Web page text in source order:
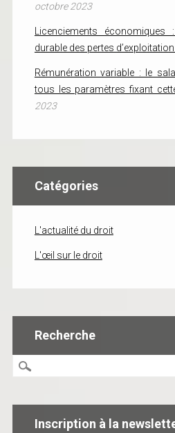
octobre 2023
Licenciements
durable des pertes d’exploitation
Rémunération variable : le
tous les paramètres fixant
2023
Catégories
L'actualité du droit
L'œil sur le droit
Recherche
Inscription à la